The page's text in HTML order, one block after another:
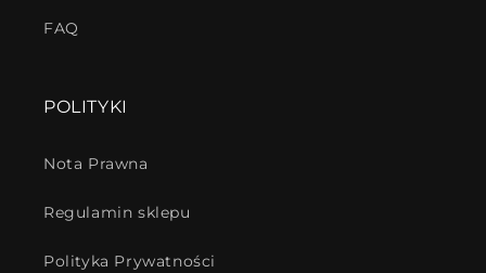
FAQ
POLITYKI
Nota Prawna
Regulamin sklepu
Polityka Prywatności